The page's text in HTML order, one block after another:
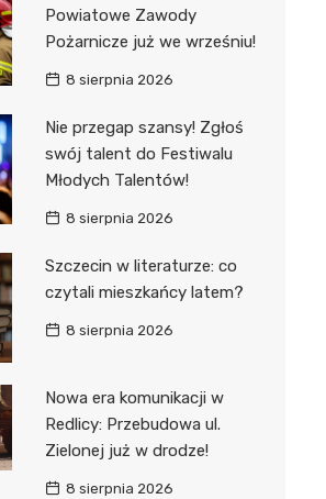
Powiatowe Zawody
Pożarnicze już we wrześniu!
8 sierpnia 2026
Nie przegap szansy! Zgłoś
swój talent do Festiwalu
Młodych Talentów!
8 sierpnia 2026
Szczecin w literaturze: co
czytali mieszkańcy latem?
8 sierpnia 2026
Nowa era komunikacji w
Redlicy: Przebudowa ul.
Zielonej już w drodze!
8 sierpnia 2026